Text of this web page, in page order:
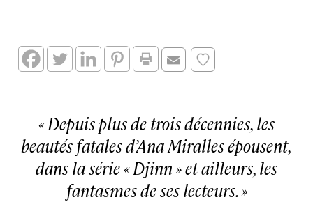
Depuis plus de trois décennies, les
beautés fatales d’Ana Miralles épousent,
dans la série Djinn et ailleurs, les
fantasmes de ses lecteurs.